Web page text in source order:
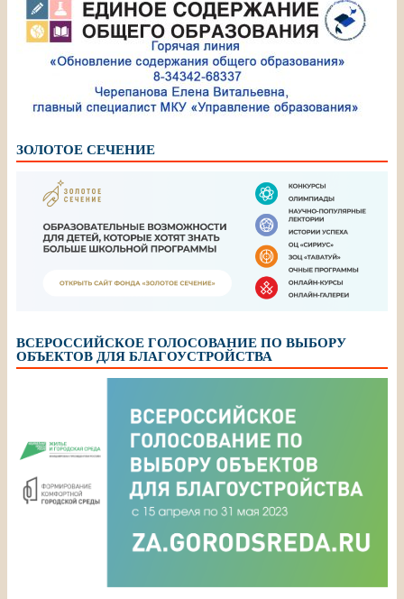
ЗОЛОТОЕ СЕЧЕНИЕ
ВСЕРОССИЙСКОЕ ГОЛОСОВАНИЕ ПО ВЫБОРУ
ОБЪЕКТОВ ДЛЯ БЛАГОУСТРОЙСТВА